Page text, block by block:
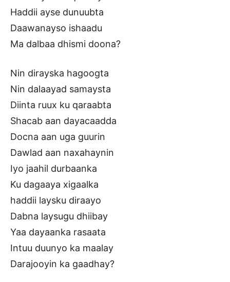
Haddii ayse dunuubta
Daawanayso ishaadu
Ma dalbaa dhismi doona?
Nin dirayska hagoogta
Nin dalaayad samaysta
Diinta ruux ku qaraabta
Shacab aan dayacaadda
Docna aan uga guurin
Dawlad aan naxahaynin
Iyo jaahil durbaanka
Ku dagaaya xigaalka
haddii laysku diraayo
Dabna laysugu dhiibay
Yaa dayaanka rasaata
Intuu duunyo ka maalay
Darajooyin ka gaadhay?